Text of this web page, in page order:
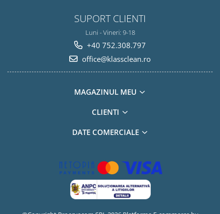
SUPORT CLIENTI
Luni - Vineri: 9-18
+40 752.308.797
office@klassclean.ro
MAGAZINUL MEU
CLIENTI
DATE COMERCIALE